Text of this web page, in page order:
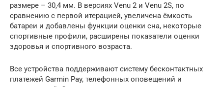
размере – 30,4 мм. В версиях Venu 2 и Venu 2S, по
сравнению с первой итерацией, увеличена ёмкость
батареи и добавлены функции оценки сна, некоторые
спортивные профили, расширены показатели оценки
здоровья и спортивного возраста.
Все устройства поддерживают систему бесконтактных
платежей Garmin Pay, телефонных оповещений и